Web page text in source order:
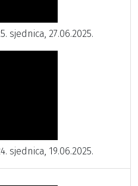
sjednica, 27.06.2025.
sjednica, 19.06.2025.